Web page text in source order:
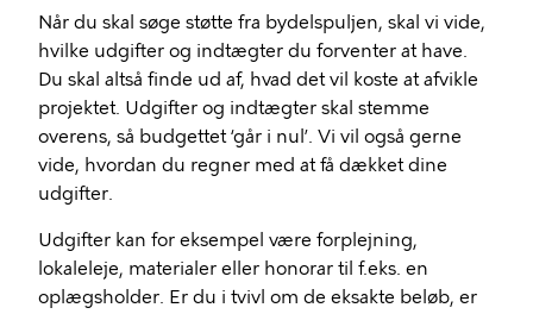
Når du skal søge støtte fra bydelspuljen, skal vi vide,
hvilke udgifter og indtægter du forventer at have.
Du skal altså finde ud af, hvad det vil koste at afvikle
projektet. Udgifter og indtægter skal stemme
overens, så budgettet ‘går i nul’. Vi vil også gerne
vide, hvordan du regner med at få dækket dine
udgifter.
Udgifter kan for eksempel være forplejning,
lokaleleje, materialer eller honorar til f.eks. en
oplægsholder. Er du i tvivl om de eksakte beløb, er